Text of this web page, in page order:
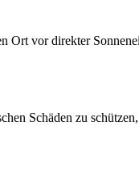
Ort vor direkter
Schäden zu